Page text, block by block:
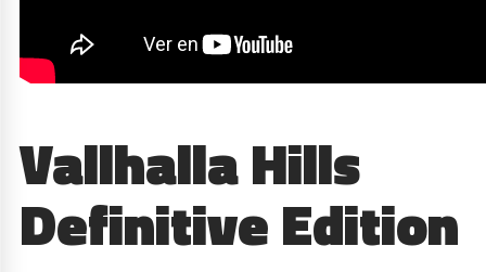
Vallhalla Hills
Definitive Edition